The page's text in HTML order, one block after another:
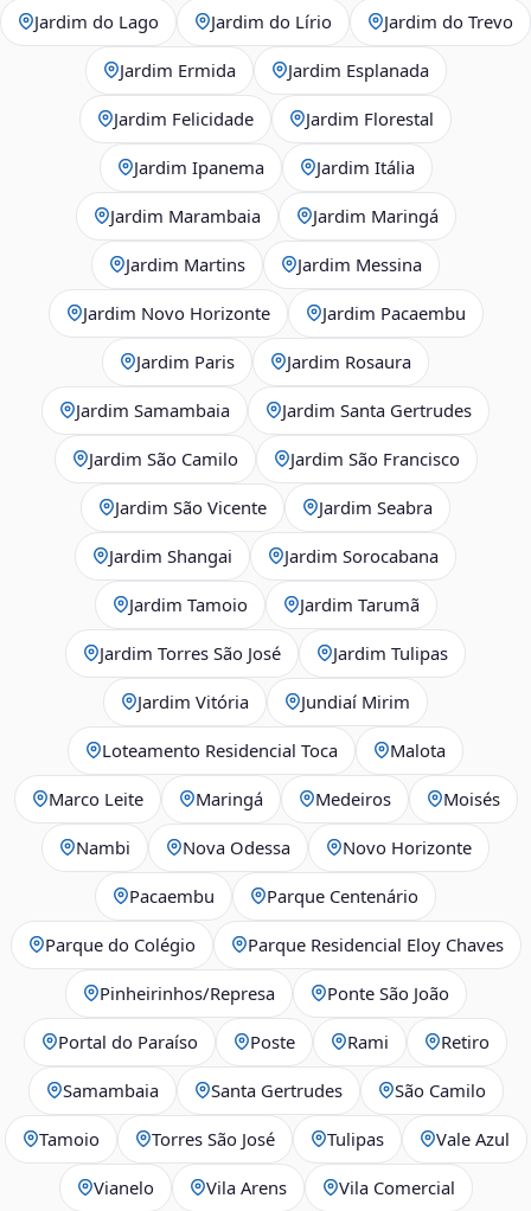
Jardim do Lago Jardim do Lírio Jardim do Trevo
Jardim Ermida Jardim Esplanada
Jardim Felicidade Jardim Florestal
Jardim Ipanema Jardim Itália
Jardim Marambaia Jardim Maringá
Jardim Martins Jardim Messina
Jardim Novo Horizonte Jardim Pacaembu
Jardim Paris Jardim Rosaura
Jardim Samambaia Jardim Santa Gertrudes
Jardim São Camilo Jardim São Francisco
Jardim São Vicente Jardim Seabra
Jardim Shangai Jardim Sorocabana
Jardim Tamoio Jardim Tarumã
Jardim Torres São José Jardim Tulipas
Jardim Vitória Jundiaí Mirim
Loteamento Residencial Toca Malota
Marco Leite Maringá Medeiros Moisés
Nambi Nova Odessa Novo Horizonte
Pacaembu Parque Centenário
Parque do Colégio Parque Residencial Eloy Chaves
Pinheirinhos/Represa Ponte São João
Portal do Paraíso Poste Rami Retiro
Samambaia Santa Gertrudes São Camilo
Tamoio Torres São José Tulipas Vale Azul
Vianelo Vila Arens Vila Comercial